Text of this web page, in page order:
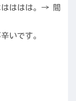
はははは。→ 間
いです。